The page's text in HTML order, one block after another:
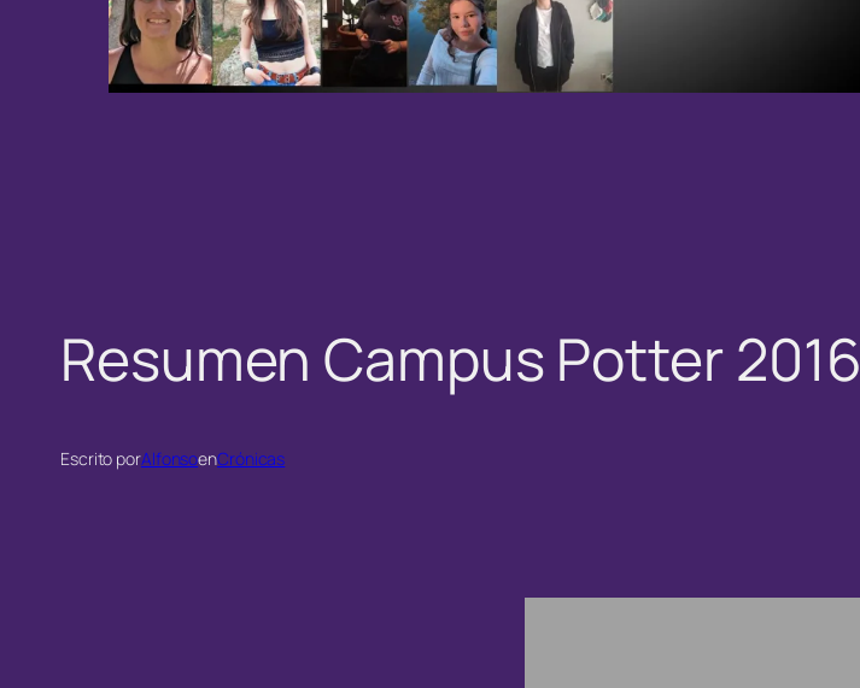
Resumen Campus Potter 2016
Escrito porAlfonsoenCrónicas